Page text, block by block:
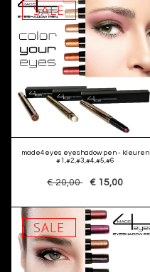
SALE
made4eyes eyeshadow pen - kleuren
#1,#2,#3,#4,#5,#6
€ 20,00 € 15,00
SALE